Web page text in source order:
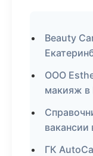
Beauty
ООО
макияж в
ГК